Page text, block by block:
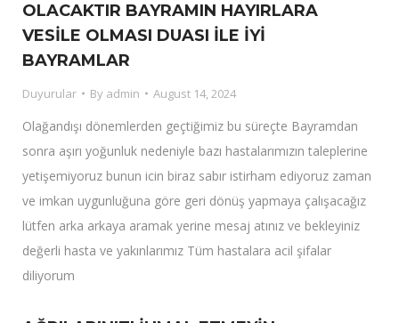
OLACAKTIR BAYRAMIN HAYIRLARA
VESİLE OLMASI DUASI İLE İYİ
BAYRAMLAR
Duyurular By admin August 14, 2024
Olağandışı dönemlerden geçtiğimiz bu süreçte Bayramdan
sonra aşırı yoğunluk nedeniyle bazı hastalarımızın taleplerine
yetişemiyoruz bunun icin biraz sabır istirham ediyoruz zaman
ve imkan uygunluğuna göre geri dönüş yapmaya çalışacağız
lütfen arka arkaya aramak yerine mesaj atınız ve bekleyiniz
değerli hasta ve yakınlarımız Tüm hastalara acil şifalar
diliyorum